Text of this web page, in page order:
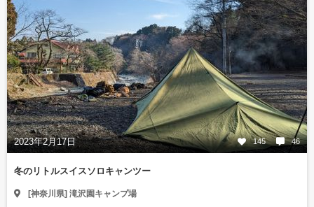
2023年2月17日 145 46
冬のリトルスイスソロキャンツー
[神奈川県] 滝沢園キャンプ場